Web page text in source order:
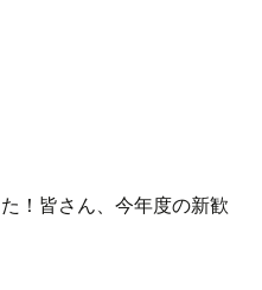
！皆さん、今年度の新歓